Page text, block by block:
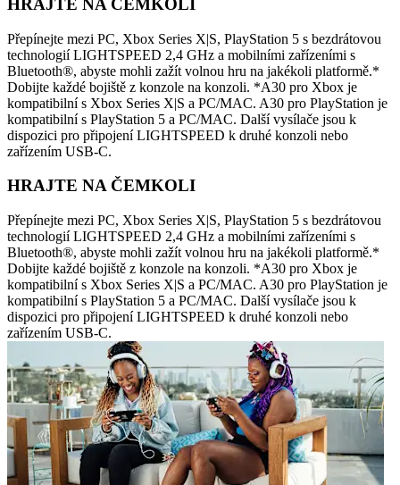
HRAJTE NA ČEMKOLI
Přepínejte mezi PC, Xbox Series X|S, PlayStation 5 s bezdrátovou
technologií LIGHTSPEED 2,4 GHz a mobilními zařízeními s
Bluetooth®, abyste mohli zažít volnou hru na jakékoli platformě.*
Dobijte každé bojiště z konzole na konzoli. *A30 pro Xbox je
kompatibilní s Xbox Series X|S a PC/MAC. A30 pro PlayStation je
kompatibilní s PlayStation 5 a PC/MAC. Další vysílače jsou k
dispozici pro připojení LIGHTSPEED k druhé konzoli nebo
zařízením USB-C.
HRAJTE NA ČEMKOLI
Přepínejte mezi PC, Xbox Series X|S, PlayStation 5 s bezdrátovou
technologií LIGHTSPEED 2,4 GHz a mobilními zařízeními s
Bluetooth®, abyste mohli zažít volnou hru na jakékoli platformě.*
Dobijte každé bojiště z konzole na konzoli. *A30 pro Xbox je
kompatibilní s Xbox Series X|S a PC/MAC. A30 pro PlayStation je
kompatibilní s PlayStation 5 a PC/MAC. Další vysílače jsou k
dispozici pro připojení LIGHTSPEED k druhé konzoli nebo
zařízením USB-C.